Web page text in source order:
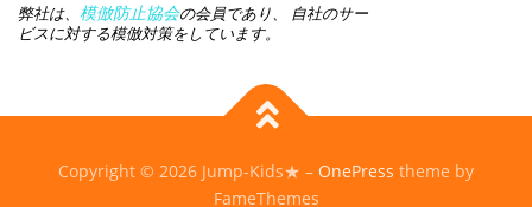
弊社は、 模倣防止協会の会員であり、 自社のサー
ビスに対する模倣対策をしています。
Copyright © 2026 Jump-Kids★ – OnePress theme by
FameThemes